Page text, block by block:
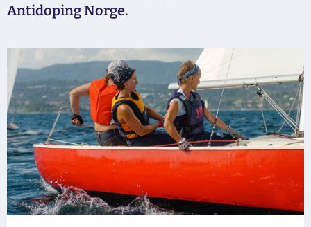
Antidoping Norge.